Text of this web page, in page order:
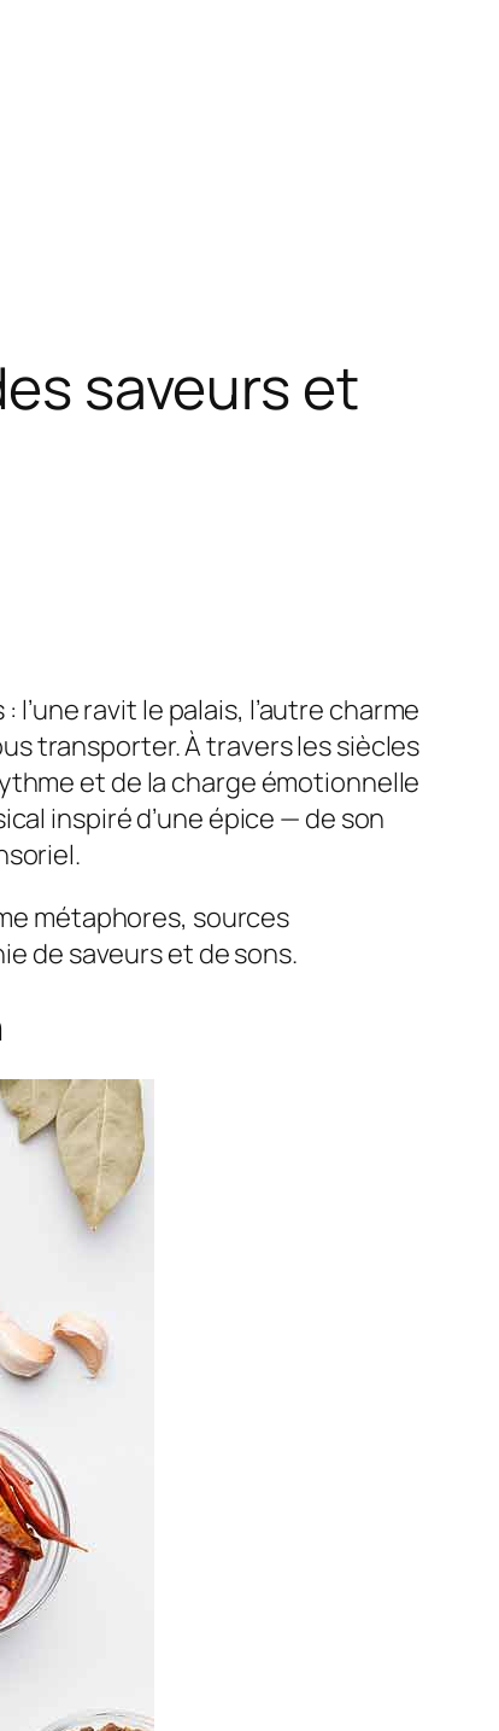
saveurs et
ravit le palais, l’autre charme
transporter. À travers les siècles
et de la charge émotionnelle
inspiré d’une épice — de son
métaphores, sources
de saveurs et de sons.